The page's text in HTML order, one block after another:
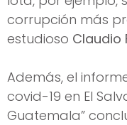
corrupción más
estudioso Claudio
Además, el
covid-19 en El
Guatemala”